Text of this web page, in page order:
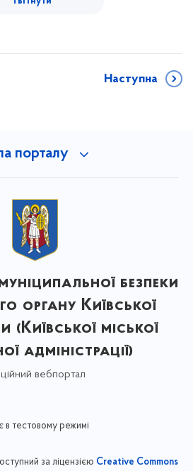
Наступна
порталу
безпеки
органу Київської
(Київської міської
адміністрації)
вебпортал
в тестовому режимі
за ліцензією Creative Commons